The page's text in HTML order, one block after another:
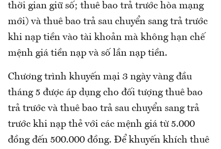
thời gian giữ số; thuê bao trả trước hòa mạng
mới) và thuê bao trả sau chuyển sang trả trước
khi nạp tiền vào tài khoản mà không hạn chế
mệnh giá tiền nạp và số lần nạp tiền.
Chương trình khuyến mại 3 ngày vàng đầu
tháng 5 được áp dụng cho đối tượng thuê bao
trả trước và thuê bao trả sau chuyển sang trả
trước khi nạp thẻ với các mệnh giá từ 5.000
đồng đến 500.000 đồng. Để khuyến khích thuê